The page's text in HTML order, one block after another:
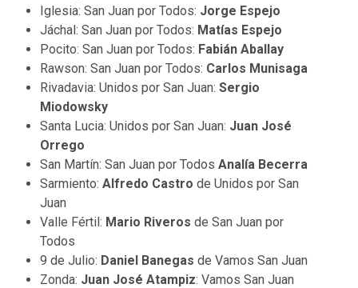
Iglesia: San Juan por Todos: Jorge Espejo
Jáchal: San Juan por Todos: Matías Espejo
Pocito: San Juan por Todos: Fabián Aballay
Rawson: San Juan por Todos: Carlos Munisaga
Rivadavia: Unidos por San Juan: Sergio
Miodowsky
Santa Lucia: Unidos por San Juan: Juan José
Orrego
San Martín: San Juan por Todos Analía Becerra
Sarmiento: Alfredo Castro de Unidos por San
Juan
Valle Fértil: Mario Riveros de San Juan por
Todos
9 de Julio: Daniel Banegas de Vamos San Juan
Zonda: Juan José Atampiz: Vamos San Juan